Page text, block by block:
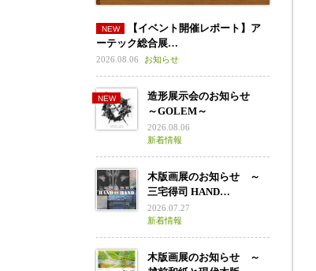
【イベント開催レポート】ア
ーテック総合展…
2026.08.06 お知らせ
造形展示会のお知らせ
～GOLEM～
2026.08.06
新着情報
木版画展のお知らせ ～
三宅得司 HAND…
2026.07.27
新着情報
木版画展のお知らせ ～